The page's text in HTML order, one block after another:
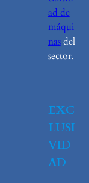
ad de
máqui
nasdel
sector.
EXC
LUSI
VID
AD